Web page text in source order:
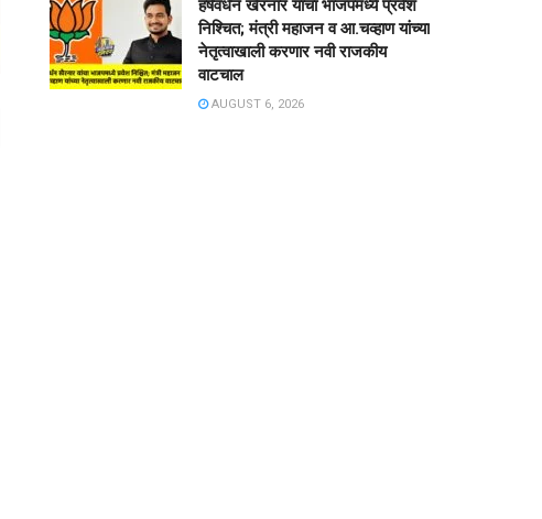
हर्षवर्धन खैरनार यांचा भाजपमध्ये प्रवेश
निश्चित; मंत्री महाजन व आ.चव्हाण यांच्या
नेतृत्वाखाली करणार नवी राजकीय
वाटचाल
AUGUST 6, 2026